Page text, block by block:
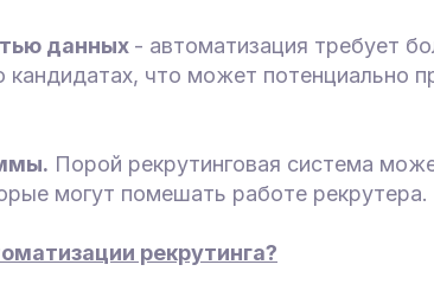
данных - автоматизация требует
что может потенциально
Порой рекрутинговая система
могут помешать работе рекрутера.
рекрутинга?